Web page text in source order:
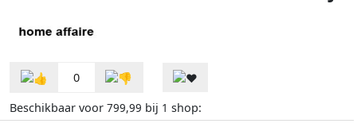
0
Beschikbaar voor 799,99 bij 1 shop: